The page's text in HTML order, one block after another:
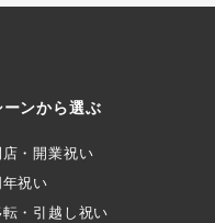
ーンから選ぶ
店・開業祝い
年祝い
転・引越し祝い